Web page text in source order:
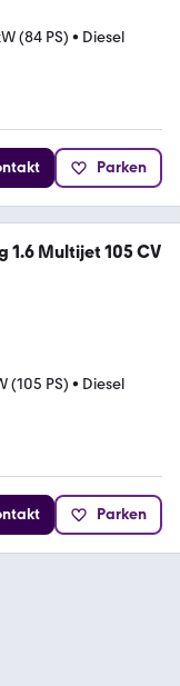
(84 PS) • Diesel
Parken
1.6 Multijet 105 CV
(105 PS) • Diesel
Parken